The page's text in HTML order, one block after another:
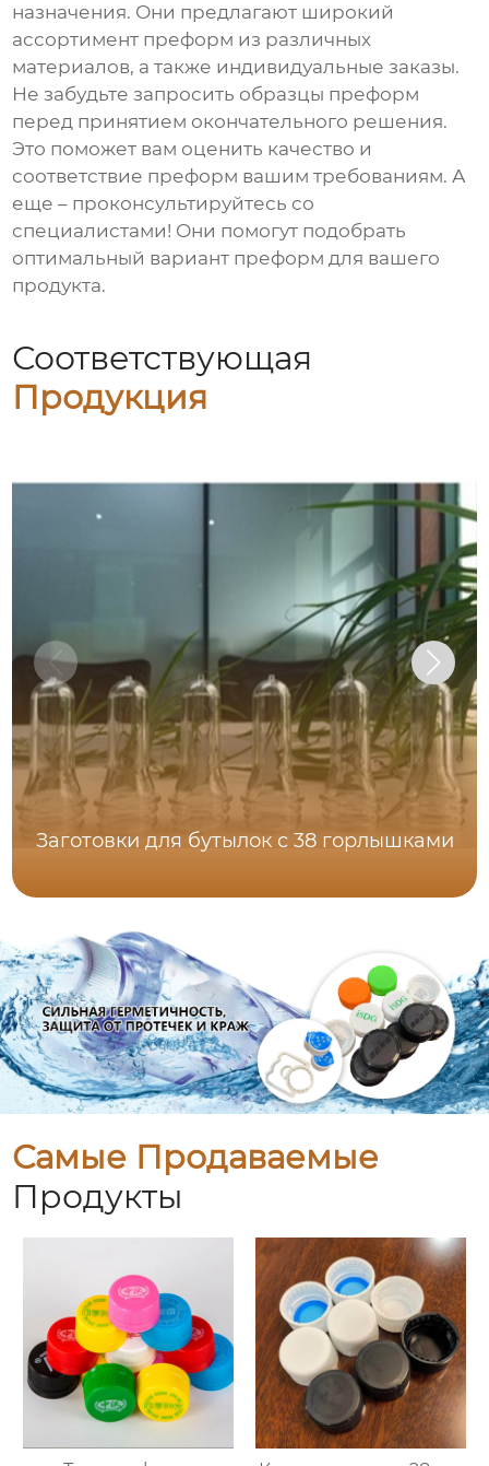
назначения. Они предлагают широкий
ассортимент преформ из различных
материалов, а также индивидуальные заказы.
Не забудьте запросить образцы преформ
перед принятием окончательного решения.
Это поможет вам оценить качество и
соответствие преформ вашим требованиям. А
еще – проконсультируйтесь со
специалистами! Они помогут подобрать
оптимальный вариант преформ для вашего
продукта.
Соответствующая
Продукция
Заготовки для бутылок с 38 горлышками
Самые Продаваемые
Продукты